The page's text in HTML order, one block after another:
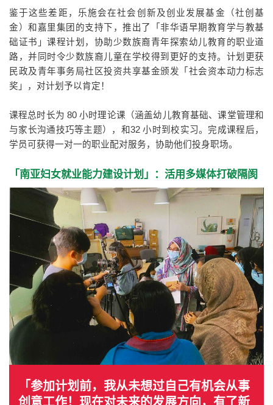
鉴于这些差距，乐施会在社会创新及创业发展基金（社创基
金）和嘉里集团的支持下，推出了「非华语早期教育学与教基
础证书」课程计划，协助少数族裔青年探索幼儿教育的职业道
路，并同时令少数族裔儿童在学校得到更好的支持。计划更获
民政及青年事务局社区投资共享基金颁发「社会资本动力标志
奖」，对计划予以肯定！
课程总时长为 80 小时理论课（涵盖幼儿教育基础、课堂管理和
与家长沟通技巧等主题），和32 小时到校实习。完成课程后，
学员可获得一对一的职业配对服务，协助他们投身职场。
「南亚妇女就业能力建设计划」：活用多媒体打破隔阂
「参加计划前，我从未想过自己有机会从事
创意工作！现在对未来的发展方向，有了新